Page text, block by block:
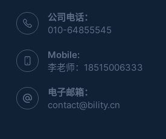
公司电话：
010-64855545
Mobile:
李老师：18515006333
电子邮箱：
contact@bility.cn